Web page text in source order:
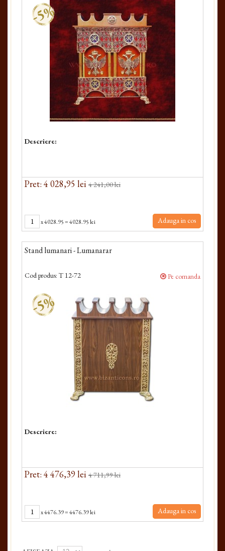
-5%
Descriere:
Pret: 4 028,95 lei 4 241,00 lei
x4028.95=4028.95 lei Adauga in cos
Stand lumanari - Lumanarar
Cod produs: T 12-72 Pe comanda
-5%
Descriere:
Pret: 4 476,39 lei 4 711,99 lei
x4476.39=4476.39 lei Adauga in cos